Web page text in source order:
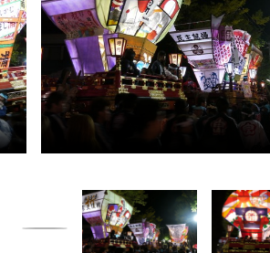
地元ライター記事
お得で便利なサービス
観光ガイド
レンタサイクル